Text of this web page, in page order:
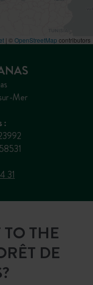
| ©OpenStreetMap contributors
Mer
:
31
THE
DE